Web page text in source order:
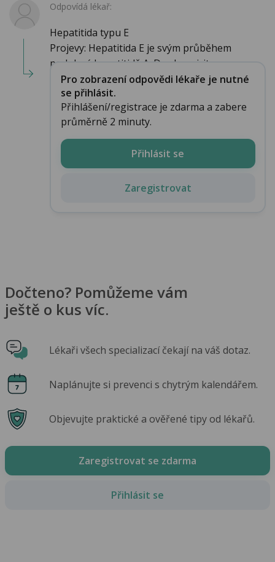
Odpovídá lékař:
Hepatitida typu E
Projevy: Hepatitida E je svým průběhem
podobná hepatitidě A. Do chronicity n...
Pro zobrazení odpovědi lékaře je nutné
se přihlásit.
Přihlášení/registrace je zdarma a zabere
průměrně 2 minuty.
Přihlásit se
Zaregistrovat
Dočteno? Pomůžeme vám
ještě o kus víc.
Lékaři všech specializací čekají na váš dotaz.
Naplánujte si prevenci s chytrým kalendářem.
Objevujte praktické a ověřené tipy od lékařů.
Zaregistrovat se zdarma
Přihlásit se